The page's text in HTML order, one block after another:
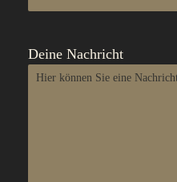
Deine Nachricht